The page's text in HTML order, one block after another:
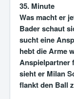
35. Minute
Was macht er
Bader schaut
sucht eine
hebt die Arme
Anspielpartner
sieht er Milan
flankt den Ball